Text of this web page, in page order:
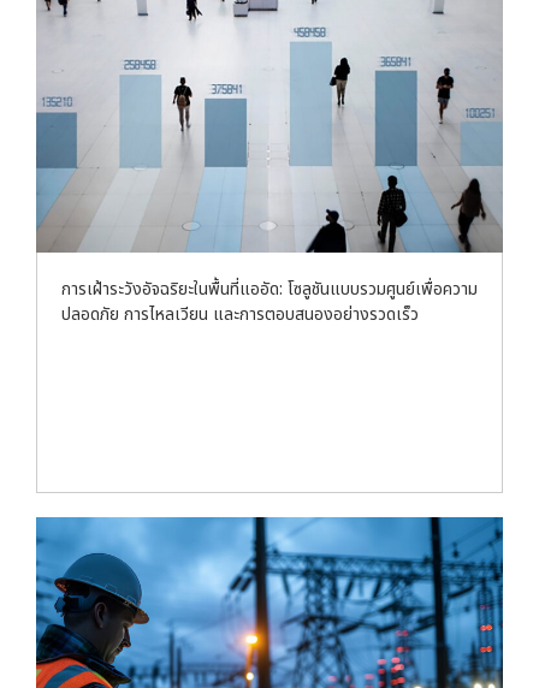
การเฝ้าระวังอัจฉริยะในพื้นที่แออัด: โซลูชันแบบรวมศูนย์เพื่อความ
ปลอดภัย การไหลเวียน และการตอบสนองอย่างรวดเร็ว